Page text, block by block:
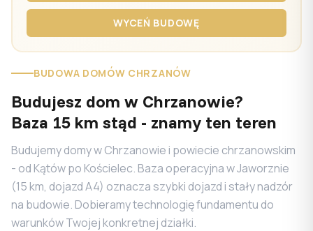
BUDOWA DOMÓW CHRZANÓW
Budujesz dom w Chrzanowie?
Baza 15 km stąd - znamy ten teren
Budujemy domy w Chrzanowie i powiecie chrzanowskim
- od Kątów po Kościelec. Baza operacyjna w Jaworznie
(15 km, dojazd A4) oznacza szybki dojazd i stały nadzór
na budowie. Dobieramy technologię fundamentu do
warunków Twojej konkretnej działki.
WYCEŃ BUDOWĘ